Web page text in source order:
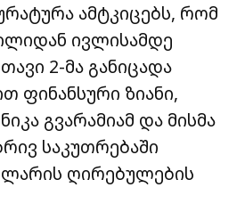
ამტკიცებს, რომ
ივლისამდე
2-მა განიცადა
ფინანსური ზიანი,
გვარამიამ და მისმა
საკუთრებაში
ლარის ღირებულების